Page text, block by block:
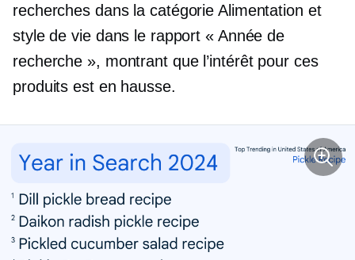
recherches dans la catégorie Alimentation et
style de vie dans le rapport « Année de
recherche », montrant que l’intérêt pour ces
produits est en hausse.